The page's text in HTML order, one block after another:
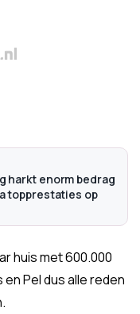
harkt enorm bedrag
topprestaties op
huis met 600.000
Pel dus alle reden